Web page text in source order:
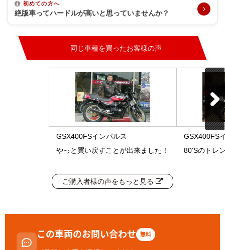
初めての方へ
絶版車ってハードルが高いと思っていませんか？
同じ車種を買ったお客様の声
GSX400FSインパルス
やっと買い戻すことが出来ました！
GSX400FS
80'Sのトレ
ご購入者様の声をもっと見る
この車両のお問い合わせ 無料